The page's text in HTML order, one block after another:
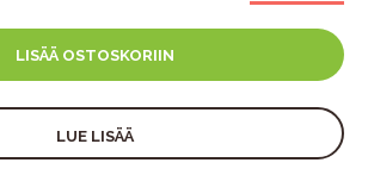
LISÄÄ OSTOSKORIIN
LUE LISÄÄ